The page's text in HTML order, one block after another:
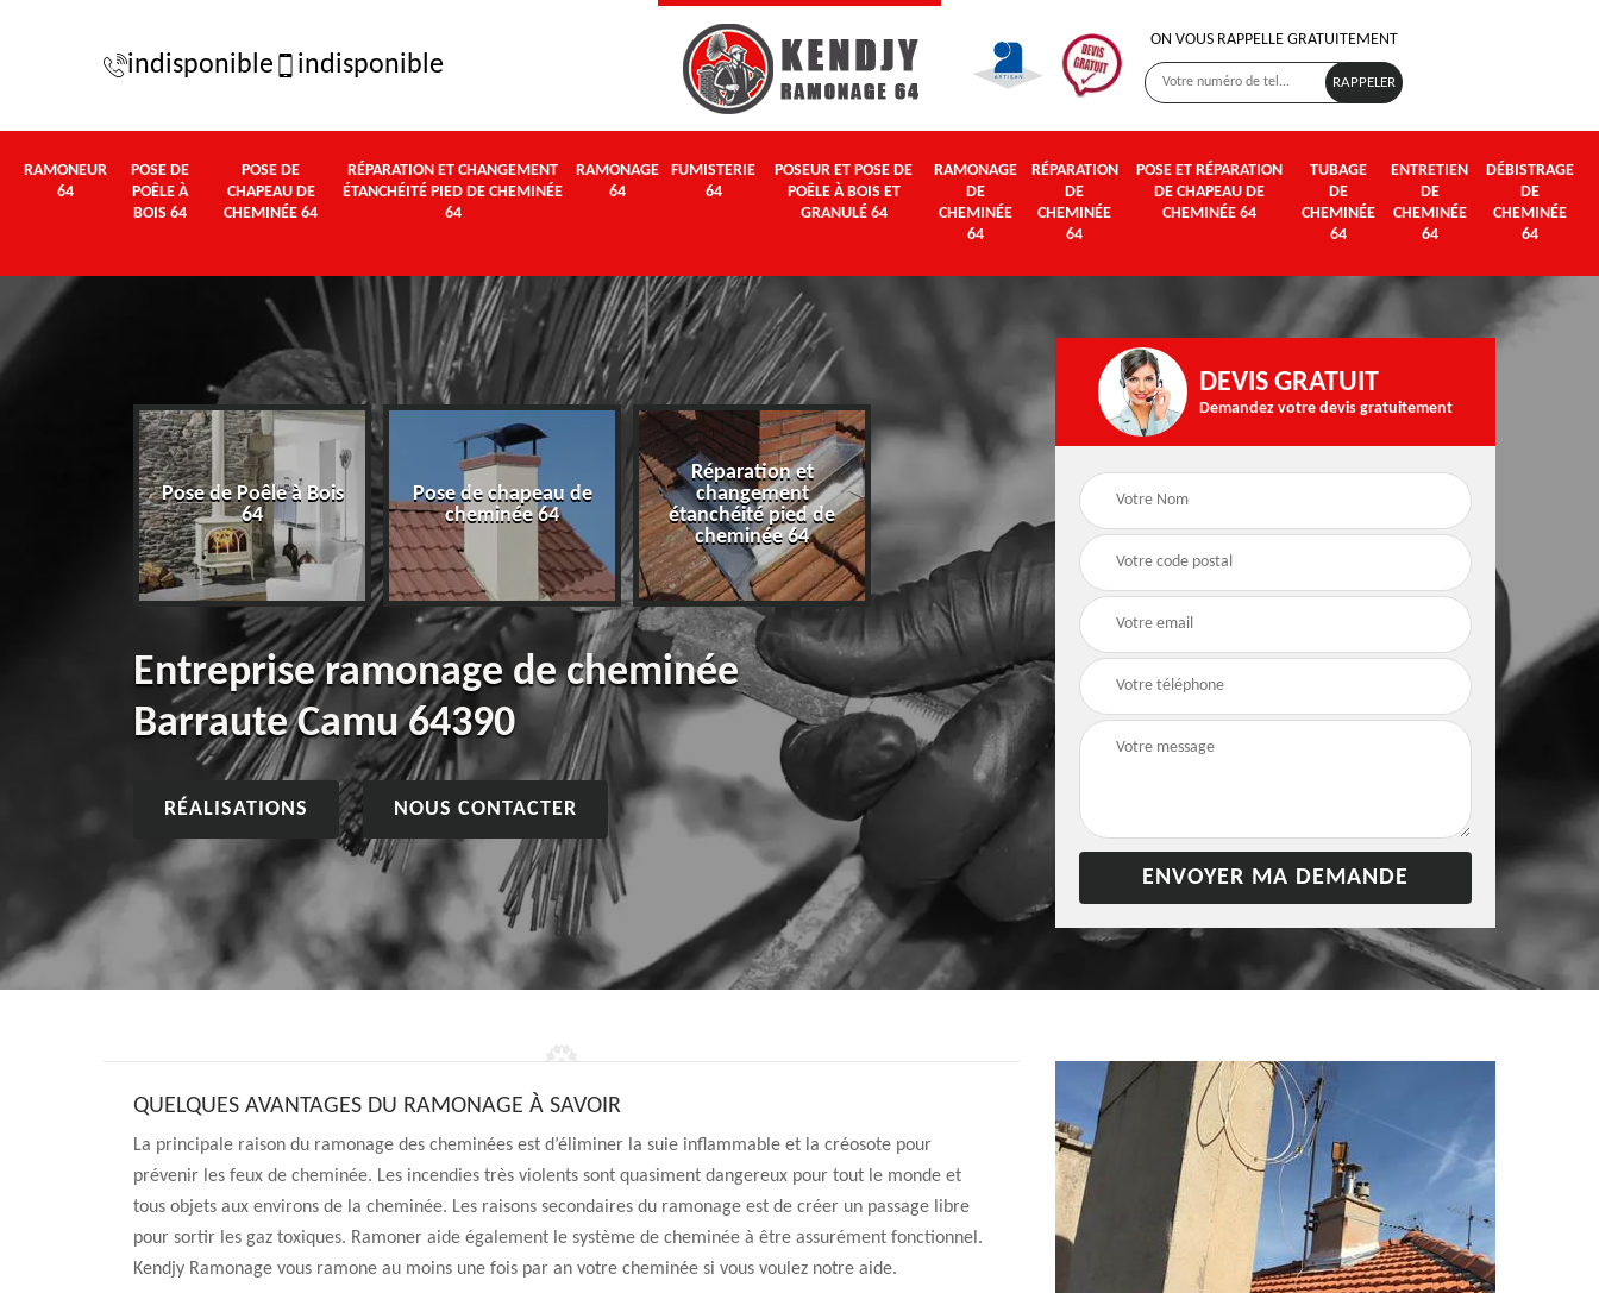
indisponible indisponible
ON VOUS RAPPELLE GRATUITEMENT
RAMONEUR
64
POSE DE
POÊLE À
BOIS 64
POSE DE
CHAPEAU DE
CHEMINÉE 64
RÉPARATION ET CHANGEMENT
ÉTANCHÉITÉ PIED DE CHEMINÉE
64
RAMONAGE
64
FUMISTERIE
64
POSEUR ET POSE DE
POÊLE À BOIS ET
GRANULÉ 64
RAMONAGE
DE
CHEMINÉE
64
RÉPARATION
DE
CHEMINÉE
64
POSE ET RÉPARATION
DE CHAPEAU DE
CHEMINÉE 64
TUBAGE
DE
CHEMINÉE
64
ENTRETIEN
DE
CHEMINÉE
64
DÉBISTRAGE
DE
CHEMINÉE
64
Pose de Poêle à Bois
64
Pose de chapeau de
cheminée 64
Réparation et
changement
étanchéité pied de
cheminée 64
Ramonage 64
Poseur et pose de
poêle à bois et
Entreprise ramonage de cheminée
Barraute Camu 64390
RÉALISATIONS NOUS CONTACTER
DEVIS GRATUIT
Demandez votre devis gratuitement
QUELQUES AVANTAGES DU RAMONAGE À SAVOIR
La principale raison du ramonage des cheminées est d’éliminer la suie inflammable et la créosote pour
prévenir les feux de cheminée. Les incendies très violents sont quasiment dangereux pour tout le monde et
tous objets aux environs de la cheminée. Les raisons secondaires du ramonage est de créer un passage libre
pour sortir les gaz toxiques. Ramoner aide également le système de cheminée à être assurément fonctionnel.
Kendjy Ramonage vous ramone au moins une fois par an votre cheminée si vous voulez notre aide.